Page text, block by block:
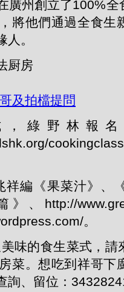
廣州創立了100%
將他們通過全食生
。
厨房
及拍檔提問
，綠野林報
祥編《果菜汁》、
、http://
。
味的食生菜式，請
菜。想吃到祥哥下
詢、留位：